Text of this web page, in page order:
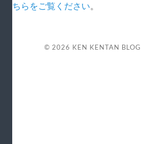
ちらをご覧ください。
© 2026 KEN KENTAN BLOG